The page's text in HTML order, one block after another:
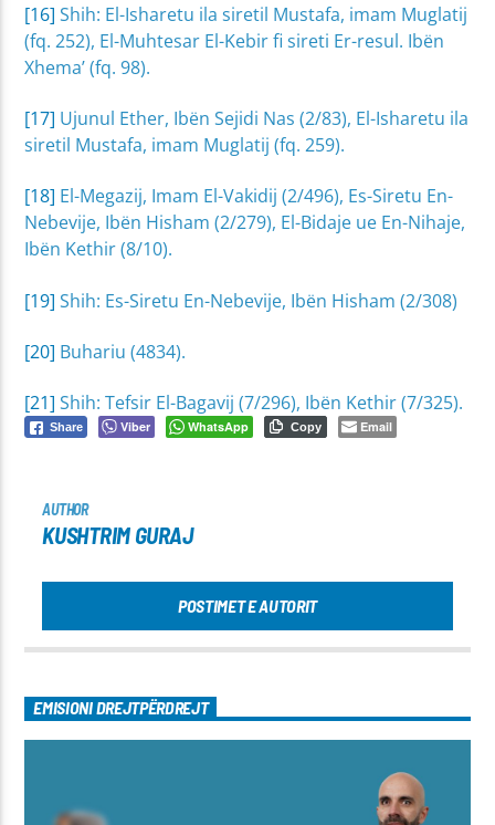
[16] Shih: El-Isharetu ila siretil Mustafa, imam Muglatij
(fq. 252), El-Muhtesar El-Kebir fi sireti Er-resul. Ibën
Xhema’ (fq. 98).
[17] Ujunul Ether, Ibën Sejidi Nas (2/83), El-Isharetu ila
siretil Mustafa, imam Muglatij (fq. 259).
[18] El-Megazij, Imam El-Vakidij (2/496), Es-Siretu En-
Nebevije, Ibën Hisham (2/279), El-Bidaje ue En-Nihaje,
Ibën Kethir (8/10).
[19] Shih: Es-Siretu En-Nebevije, Ibën Hisham (2/308)
[20] Buhariu (4834).
[21] Shih: Tefsir El-Bagavij (7/296), Ibën Kethir (7/325).
Share Viber WhatsApp Copy Email
AUTHOR
KUSHTRIM GURAJ
POSTIMET E AUTORIT
EMISIONI DREJTPËRDREJT